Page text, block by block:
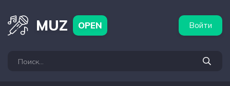
MUZ OPEN Войти
артисты Популярные подборки